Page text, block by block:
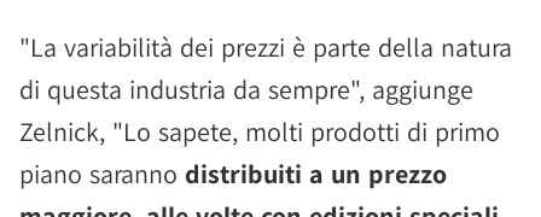
"La variabilità dei prezzi è parte della natura
di questa industria da sempre", aggiunge
Zelnick, "Lo sapete, molti prodotti di primo
piano saranno distribuiti a un prezzo